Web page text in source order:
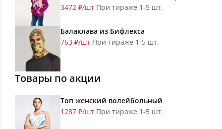
3472 ₽/шт При тираже 1-5 шт.
Балаклава из Бифлекса
763 ₽/шт При тираже 1-5 шт.
Товары по акции
Топ женский волейбольный
1287 ₽/шт При тираже 1-5 шт.